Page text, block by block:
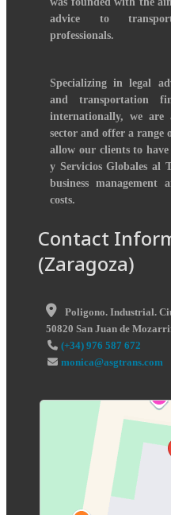
advice to
professionals.
Specializing in legal
and transportation
internationally, we
sector and offer a range
allow our clients to
y Servicios Globales al
business management
costs.
Contact
(Zaragoza)
Poligono. Industrial.
50820 San Juan de
(+34) 976 587 672
monica@asgtrans.com